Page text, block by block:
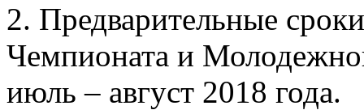
2. Предварительные
Чемпионата и
июль – август 2018 года.